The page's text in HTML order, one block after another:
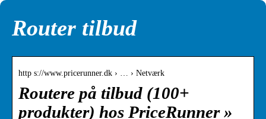
Router tilbud
http s://www.pricerunner.dk › … › Netværk
Routere på tilbud (100+
produkter) hos PriceRunner »